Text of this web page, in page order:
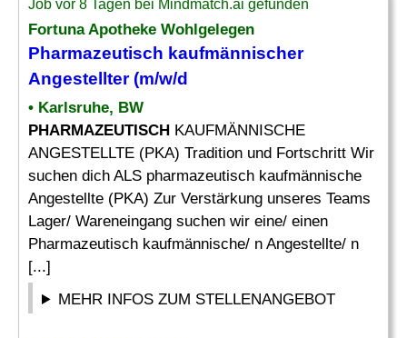
Job vor 8 Tagen bei Mindmatch.ai gefunden
Fortuna Apotheke Wohlgelegen
Pharmazeutisch kaufmännischer
Angestellter(m/w/d
• Karlsruhe, BW
PHARMAZEUTISCH KAUFMÄNNISCHE
ANGESTELLTE (PKA) Tradition und Fortschritt Wir
suchen dich ALS pharmazeutisch kaufmännische
Angestellte (PKA) Zur Verstärkung unseres Teams
Lager/ Wareneingang suchen wir eine/ einen
Pharmazeutisch kaufmännische/ n Angestellte/ n
[...]
MEHR INFOS ZUM STELLENANGEBOT